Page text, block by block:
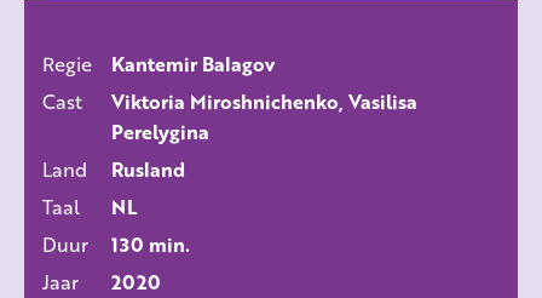
ALLE FILMS
Regie
Kantemir Balagov
Cast
Viktoria Miroshnichenko, Vasilisa
Perelygina
Land
Rusland
Taal
NL
Duur
130 min.
Jaar
2020